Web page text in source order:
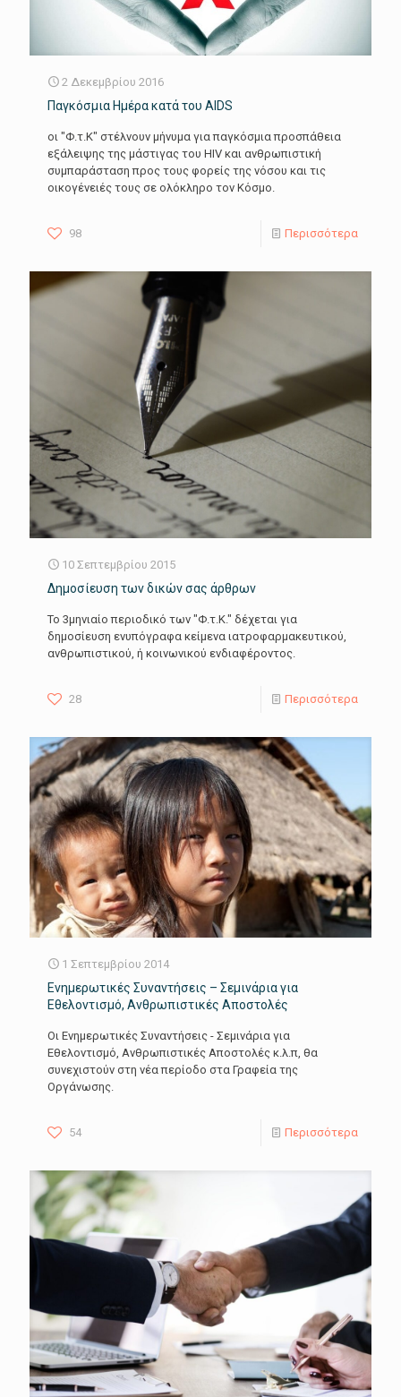
2 Δεκεμβρίου 2016
Παγκόσμια Ημέρα κατά του AIDS
οι "Φ.τ.Κ" στέλνουν μήνυμα για παγκόσμια προσπάθεια
εξάλειψης της μάστιγας του HIV και ανθρωπιστική
συμπαράσταση προς τους φορείς της νόσου και τις
οικογένειές τους σε ολόκληρο τον Κόσμο.
98 Περισσότερα
10 Σεπτεμβρίου 2015
Δημοσίευση των δικών σας άρθρων
Το 3μηνιαίο περιοδικό των "Φ.τ.Κ." δέχεται για
δημοσίευση ενυπόγραφα κείμενα ιατροφαρμακευτικού,
ανθρωπιστικού, ή κοινωνικού ενδιαφέροντος.
28 Περισσότερα
1 Σεπτεμβρίου 2014
Ενημερωτικές Συναντήσεις – Σεμινάρια για
Εθελοντισμό, Ανθρωπιστικές Αποστολές
Οι Ενημερωτικές Συναντήσεις - Σεμινάρια για
Εθελοντισμό, Ανθρωπιστικές Αποστολές κ.λ.π, θα
συνεχιστούν στη νέα περίοδο στα Γραφεία της
Οργάνωσης.
54 Περισσότερα